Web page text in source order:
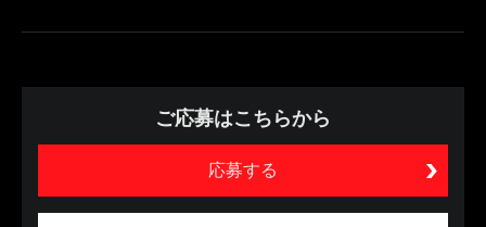
ご応募はこちらから
応募する